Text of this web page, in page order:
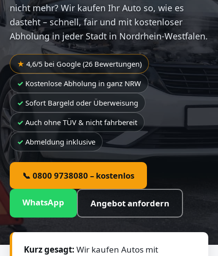
nicht mehr? Wir kaufen Ihr Auto so, wie es
dasteht – schnell, fair und mit kostenloser
Abholung in jeder Stadt in Nordrhein-Westfalen.
4,6/5 bei Google (26 Bewertungen)
Kostenlose Abholung in ganz NRW
Sofort Bargeld oder Überweisung
Auch ohne TÜV & nicht fahrbereit
Abmeldung inklusive
📞 0800 9738080 – kostenlos
WhatsApp Angebot anfordern
Kurz gesagt: Wir kaufen Autos mit